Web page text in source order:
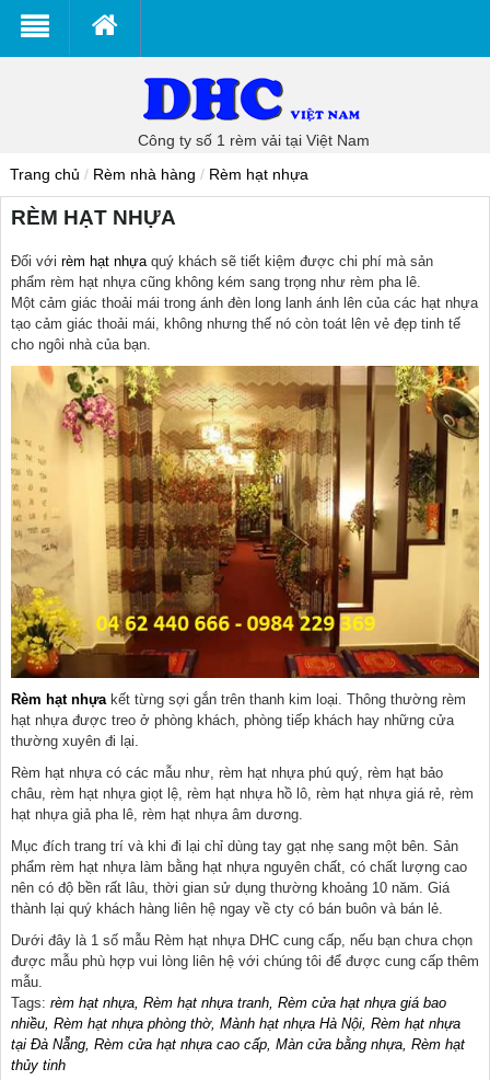
Công ty số 1 rèm vải tại Việt Nam
Trang chủ / Rèm nhà hàng / Rèm hạt nhựa
RÈM HẠT NHỰA
Đối với rèm hạt nhựaquý khách sẽ tiết kiệm được chi phí mà sản
phẩm rèm hạt nhựa cũng không kém sang trọng như rèm pha lê.
Một cảm giác thoải mái trong ánh đèn long lanh ánh lên của các hạt nhựa
tạo cảm giác thoải mái, không nhưng thế nó còn toát lên vẻ đẹp tinh tế
cho ngôi nhà của bạn.
Rèm hạt nhựakết từng sợi gắn trên thanh kim loại. Thông thường rèm
hạt nhựa được treo ở phòng khách, phòng tiếp khách hay những cửa
thường xuyên đi lại.
Rèm hạt nhựa có các mẫu như, rèm hạt nhựa phú quý, rèm hạt bảo
châu, rèm hạt nhựa giọt lệ, rèm hạt nhựa hồ lô, rèm hạt nhựa giá rẻ, rèm
hạt nhựa giả pha lê, rèm hạt nhựa âm dương.
Mục đích trang trí và khi đi lại chỉ dùng tay gạt nhẹ sang một bên. Sản
phẩm rèm hạt nhựa làm bằng hạt nhựa nguyên chất, có chất lượng cao
nên có độ bền rất lâu, thời gian sử dụng thường khoảng 10 năm. Giá
thành lại quý khách hàng liên hệ ngay về cty có bán buôn và bán lẻ.
Dưới đây là 1 số mẫu Rèm hạt nhựa DHC cung cấp, nếu bạn chưa chọn
được mẫu phù hợp vui lòng liên hệ với chúng tôi để được cung cấp thêm
mẫu.
Tags: rèm hạt nhựa, Rèm hạt nhựa tranh, Rèm cửa hạt nhựa giá bao
nhiều, Rèm hạt nhựa phòng thờ, Mành hạt nhựa Hà Nội, Rèm hạt nhựa
tại Đà Nẵng, Rèm cửa hạt nhựa cao cấp, Màn cửa bằng nhựa, Rèm hạt
thủy tinh